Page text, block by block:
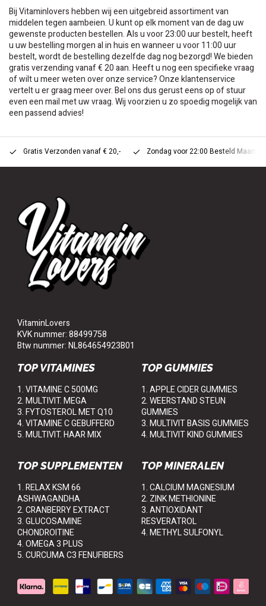
Bij Vitaminlovers hebben wij een uitgebreid assortiment van
middelen tegen aambeien. U kunt op elk moment van de dag uw
gewenste producten bestellen. Als u voor 23:00 uur bestelt, heeft
u uw bestelling morgen al in huis en wanneer u voor 11:00 uur
bestelt, wordt de bestelling dezelfde dag nog bezorgd! We bieden
gratis verzending vanaf € 20 aan. Heeft u nog een specifieke vraag
of wilt u meer weten over onze service? Onze klantenservice
vertelt u er graag meer over. Bel ons dus gerust eens op of stuur
even een mail met uw vraag. Wij voorzien u zo spoedig mogelijk van
een passend advies!
Gratis Verzonden vanaf € 20,- Zondag voor 22:00 Besteld
VitaminLovers
KVK nummer: 88499758
Btw nummer: NL864654923B01
TOP VITAMINES
1. VITAMINE C 500MG
2. MULTIVIT. MEGA
3. FYTOSTEROL MET Q10
4. VITAMINE C GEBUFFERD
5. MULTIVIT. HAAR MIX
TOP GUMMIES
1. APPLE CIDER GUMMIES
2. WEERSTAND STEUN
GUMMIES
3. MULTIVIT BASIS GUMMIES
4. MULTIVIT KIND GUMMIES
TOP SUPPLEMENTEN
1. RELAX KSM 66
ASHWAGANDHA
2. CRANBERRY EXTRACT
3. GLUCOSAMINE
CHONDROITINE
4. OMEGA 3 PLUS
5. CURCUMA C3 FENUFIBERS
TOP MINERALEN
1. CALCIUM MAGNESIUM
2. ZINK METHIONINE
3. ANTIOXIDANT
RESVERATROL
4. METHYL SULFONYL